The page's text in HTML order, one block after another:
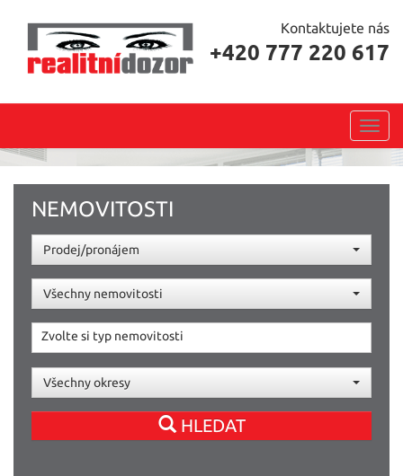
Kontaktujete nás
+420 777 220 617
NEMOVITOSTI
Prodej/pronájem
Všechny nemovitosti
Zvolte si typ nemovitosti
Všechny okresy
HLEDAT